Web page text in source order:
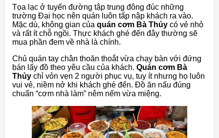
Tọa lạc ở tuyến đường tập trung đông đúc những
trường Đại học nên quán luôn tấp nập khách ra vào.
Mặc dù, không gian của quán cơm Bà Thủy có vẻ nhỏ
và rất ít chỗ ngồi. Thực khách ghé đến đây thường sẽ
mua phần đem về nhà là chính.
Chủ quán tay chân thoăn thoắt vừa chạy bàn với đứng
bán lấy đồ theo yêu cầu của khách. Quán cơm Bà
Thủy chỉ vỏn vẹn 2 người phục vụ, tuy ít nhưng họ luôn
vui vẻ, niềm nở khi khách ghé đến. Đồ ăn nấu đúng
chuẩn “cơm nhà làm” nêm nếm vừa miệng.